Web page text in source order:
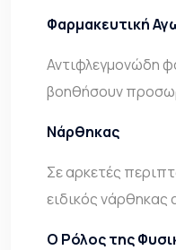
Φαρμακευτική
Αντιφλεγμονώδη
βοηθήσουν
Νάρθηκας
Σε αρκετές
ειδικός νάρθηκας
Ο Ρόλος της